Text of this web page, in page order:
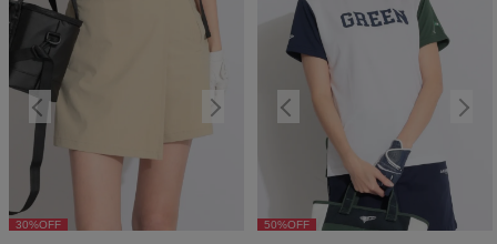
30%OFF %OFF
50%OFF 50%OFF